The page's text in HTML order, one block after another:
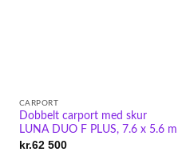
CARPORT
Dobbelt carport med skur
LUNA DUO F PLUS, 7.6 x 5.6 m
kr.62 500